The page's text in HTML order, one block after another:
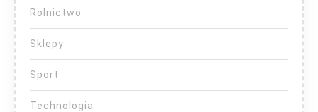
Rolnictwo
Sklepy
Sport
Technologia